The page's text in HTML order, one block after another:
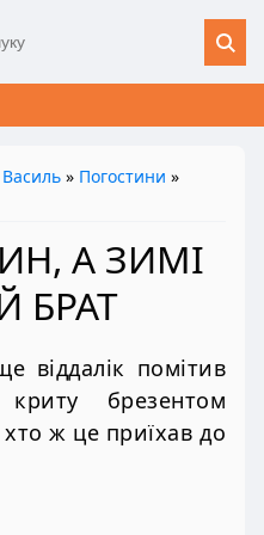
Василь » Погостини »
А ЗИМІ
БРАТ
віддалік помітив
брезентом
ж це приїхав до